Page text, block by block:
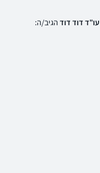
עו"ד דוד דודהגיב/ה: